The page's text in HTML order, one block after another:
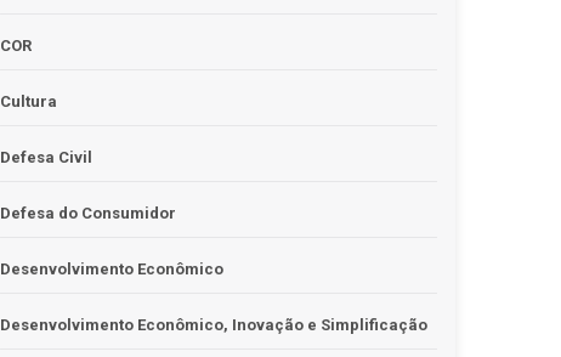
COR
Cultura
Defesa Civil
Defesa do Consumidor
Desenvolvimento Econômico
Desenvolvimento Econômico, Inovação e Simplificação